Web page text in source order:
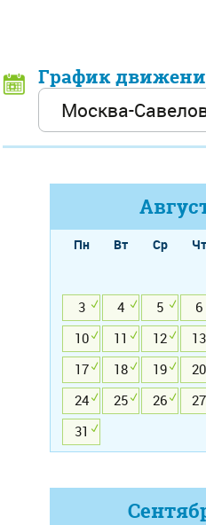
График
Пн Вт Ср Чт
3
4 5 6
10
11 12 13
17
18 19 20
24
25 26 27
31